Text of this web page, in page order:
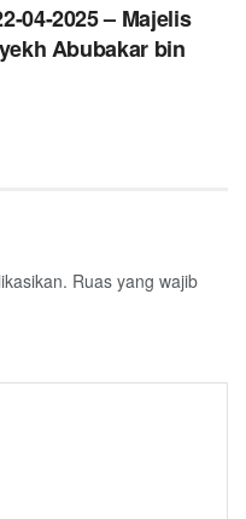
04-2025 – Majelis
Abubakar bin
Ruas yang wajib